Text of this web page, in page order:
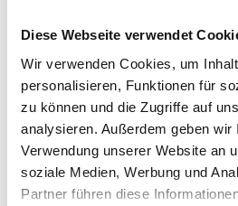
Diese Webseite verwendet
Wir verwenden Cookies, um
personalisieren, Funktionen für
zu können und die Zugriffe auf
analysieren. Außerdem geben
Verwendung unserer Website an
soziale Medien, Werbung und
Partner führen diese
Gebinde
Plattenstärke